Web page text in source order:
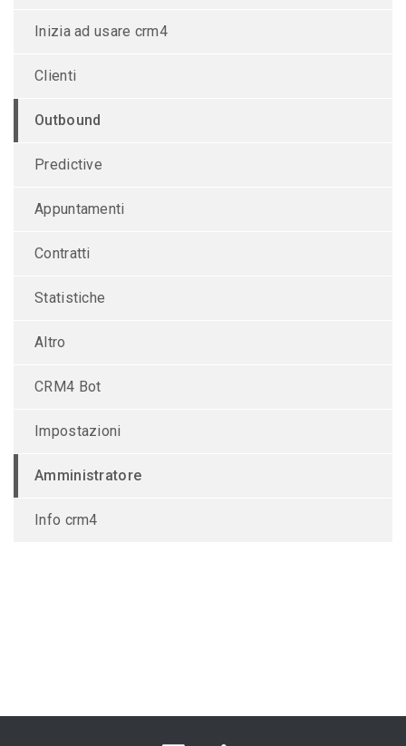
Inizia ad usare crm4
Clienti
Outbound
Predictive
Appuntamenti
Contratti
Statistiche
Altro
CRM4 Bot
Impostazioni
Amministratore
Info crm4